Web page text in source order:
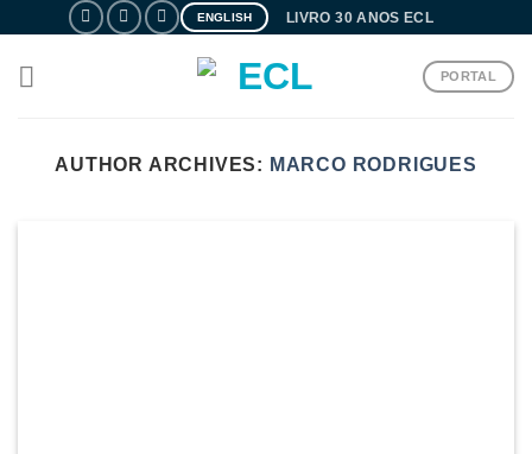
content
ENGLISH LIVRO 30 ANOS ECL
PORTAL
AUTHOR ARCHIVES: MARCO RODRIGUES